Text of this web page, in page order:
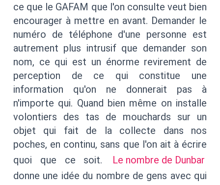
ce que le GAFAM que l'on consulte veut bien
encourager à mettre en avant. Demander le
numéro de téléphone d'une personne est
autrement plus intrusif que demander son
nom, ce qui est un énorme revirement de
perception de ce qui constitue une
information qu'on ne donnerait pas à
n'importe qui. Quand bien même on installe
volontiers des tas de mouchards sur un
objet qui fait de la collecte dans nos
poches, en continu, sans que l'on ait à écrire
quoi que ce soit.
Le nombre de Dunbar
donne une idée du nombre de gens avec qui